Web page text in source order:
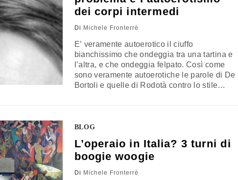
dei corpi intermedi
Di Michele Fronterrè
E’ veramente autoerotico il ciuffo
bianchissimo che ondeggia tra una tartina e
l’altra, e che ondeggia felpato. Così come
sono veramente autoerotiche le parole di De
Bortoli e quelle di Rodotà contro lo stile
mungere, l’imperativo è uno soltanto:…
BLOG
L’operaio in Italia? 3 turni di
boogie woogie
Di Michele Fronterrè